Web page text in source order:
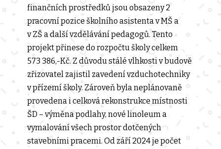
finančních prostředků jsou obsazeny 2
pracovní pozice školního asistenta v MŠ a
v ZŠ a další vzdělávání pedagogů. Tento
projekt přinese do rozpočtu školy celkem
573 386,-Kč. Z důvodu stálé vlhkosti v budově
zřizovatel zajistil zavedení vzduchotechniky
v přízemí školy. Zároveň byla neplánovaně
provedena i celková rekonstrukce místnosti
ŠD – výměna podlahy, nové linoleum a
vymalování všech prostor dotčených
stavebními pracemi. Od září 2024 je počet